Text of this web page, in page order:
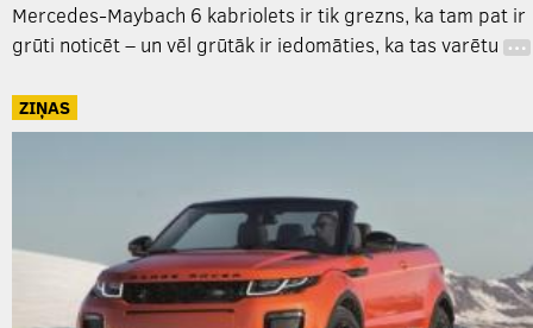
Mercedes-Maybach 6 kabriolets ir tik grezns, ka tam pat ir
grūti noticēt – un vēl grūtāk ir iedomāties, ka tas varētu …
ZIŅAS